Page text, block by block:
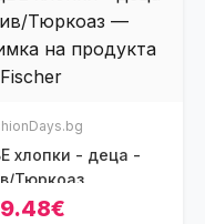
хлопки - деца -
Тюркоаз